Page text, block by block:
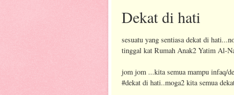
Dekat di hati
sesuatu yang sentiasa dekat di
tinggal kat Rumah Anak2 Yatim Al-
jom jom ...kita semua mampu infaq/
#dekat di hati..moga2 kita semua